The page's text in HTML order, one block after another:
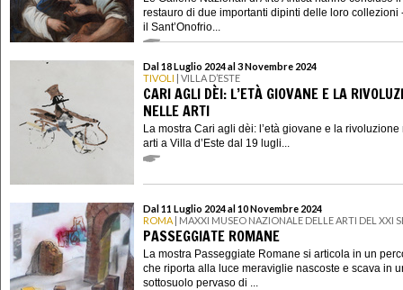
restauro di due importanti dipinti delle loro collezioni
il Sant’Onofrio...
Dal 18 Luglio 2024 al 3 Novembre 2024
TIVOLI | VILLA D’ESTE
CARI AGLI DÈI: L’ETÀ GIOVANE E LA
NELLE ARTI
La mostra Cari agli dèi: l’età giovane e la rivoluzione
arti a Villa d’Este dal 19 lugli...
Dal 11 Luglio 2024 al 10 Novembre 2024
ROMA | MAXXI MUSEO NAZIONALE DELLE ARTI DEL XXI
PASSEGGIATE ROMANE
La mostra Passeggiate Romane si articola in un
che riporta alla luce meraviglie nascoste e scava in
sottosuolo pervaso di ...